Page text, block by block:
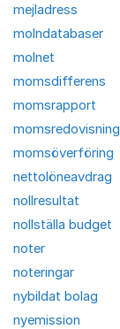
mejladress
molndatabaser
molnet
momsdifferens
momsrapport
momsredovisning
momsöverföring
nettolöneavdrag
nollresultat
nollställa budget
noter
noteringar
nybildat bolag
nyemission